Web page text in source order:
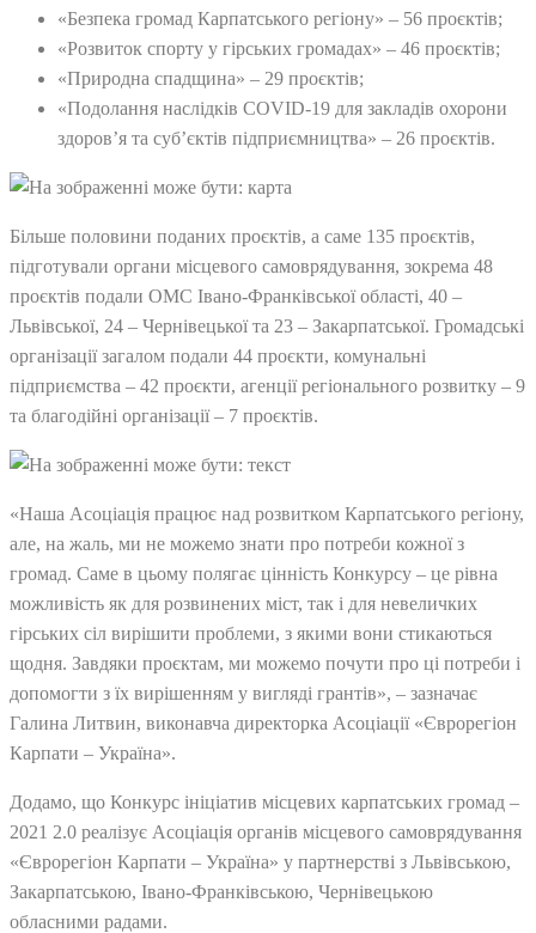
«Безпека громад Карпатського регіону» – 56 проєктів;
«Розвиток спорту у гірських громадах» – 46 проєктів;
«Природна спадщина» – 29 проєктів;
«Подолання наслідків COVID-19 для закладів охорони
здоров’я та суб’єктів підприємництва» – 26 проєктів.
Більше половини поданих проєктів, а саме 135 проєктів,
підготували органи місцевого самоврядування, зокрема 48
проєктів подали ОМС Івано-Франківської області, 40 –
Львівської, 24 – Чернівецької та 23 – Закарпатської. Громадські
організації загалом подали 44 проєкти, комунальні
підприємства – 42 проєкти, агенції регіонального розвитку – 9
та благодійні організації – 7 проєктів.
«Наша Асоціація працює над розвитком Карпатського регіону,
але, на жаль, ми не можемо знати про потреби кожної з
громад. Саме в цьому полягає цінність Конкурсу – це рівна
можливість як для розвинених міст, так і для невеличких
гірських сіл вирішити проблеми, з якими вони стикаються
щодня. Завдяки проєктам, ми можемо почути про ці потреби і
допомогти з їх вирішенням у вигляді грантів», – зазначає
Галина Литвин, виконавча директорка Асоціації «Єврорегіон
Карпати – Україна».
Додамо, що Конкурс ініціатив місцевих карпатських громад –
2021 2.0 реалізує Асоціація органів місцевого самоврядування
«Єврорегіон Карпати – Україна» у партнерстві з Львівською,
Закарпатською, Івано-Франківською, Чернівецькою
обласними радами.